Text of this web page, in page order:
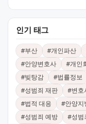
인기 태그
#부산 #개인파산
#안양변호사 #개인
#빚탕감 #법률정보
#성범죄 재판 #변호
#법적 대응 #안양지
#성범죄 예방 #성범